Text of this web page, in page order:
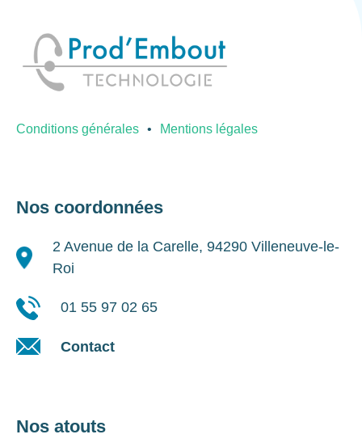
Conditions générales Mentions légales
Nos coordonnées
2 Avenue de la Carelle, 94290 Villeneuve-le-
Roi
01 55 97 02 65
Contact
Nos atouts